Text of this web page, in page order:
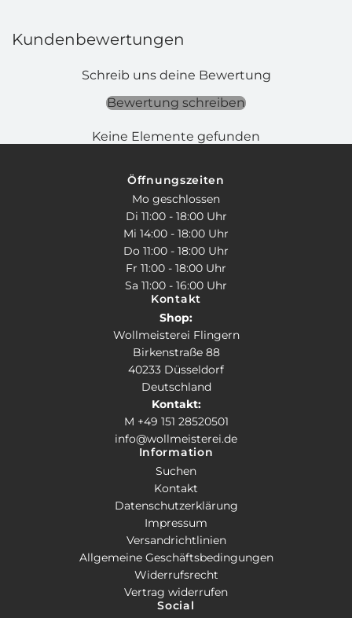
Kundenbewertungen
Schreib uns deine Bewertung
Bewertung schreiben
Keine Elemente gefunden
Öffnungszeiten
Mo geschlossen
Di 11:00 - 18:00 Uhr
Mi 14:00 - 18:00 Uhr
Do 11:00 - 18:00 Uhr
Fr 11:00 - 18:00 Uhr
Sa 11:00 - 16:00 Uhr
Kontakt
Shop:
Wollmeisterei Flingern
Birkenstraße 88
40233 Düsseldorf
Deutschland
Kontakt:
M +49 151 28520501
info@wollmeisterei.de
Information
Suchen
Kontakt
Datenschutzerklärung
Impressum
Versandrichtlinien
Allgemeine Geschäftsbedingungen
Widerrufsrecht
Vertrag widerrufen
Social